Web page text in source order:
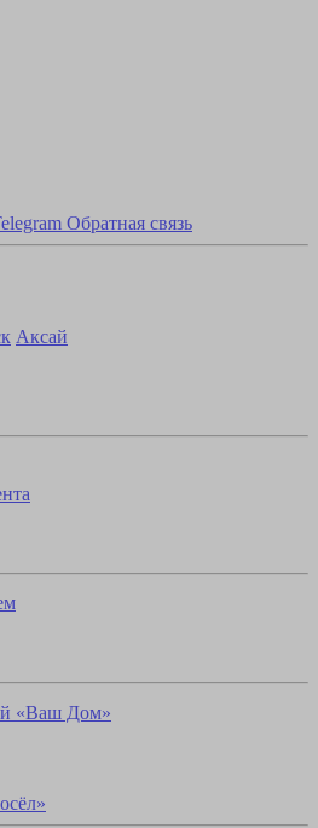
Обратная связь
Аксай
«Ваш Дом»